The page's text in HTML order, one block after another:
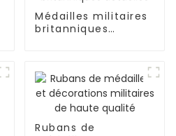
Médailles militaires
britanniques
Rubans de